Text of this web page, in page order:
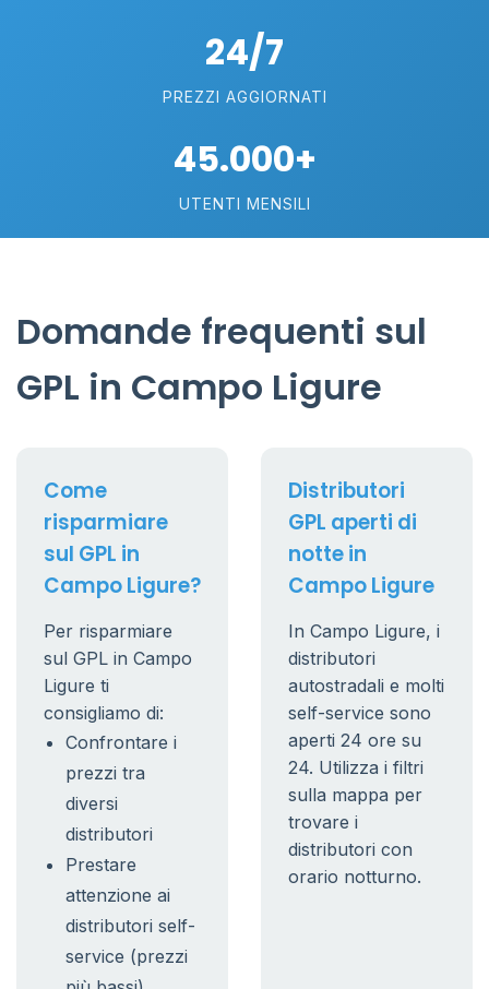
24/7
PREZZI AGGIORNATI
45.000+
UTENTI MENSILI
Domande frequenti sul
GPL in Campo Ligure
Come
risparmiare
sul GPL in
Campo Ligure?
Per risparmiare
sul GPL in Campo
Ligure ti
consigliamo di:
Confrontare i
prezzi tra
diversi
distributori
Prestare
attenzione ai
distributori self-
service (prezzi
Distributori
GPL aperti di
notte in
Campo Ligure
In Campo Ligure, i
distributori
autostradali e molti
self-service sono
aperti 24 ore su
24. Utilizza i filtri
sulla mappa per
trovare i
distributori con
orario notturno.